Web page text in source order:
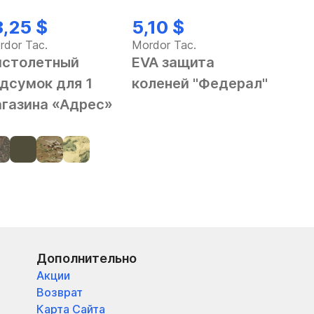
$
Tac.
для 1
«Адрес»
5,10 $
Mordor Tac.
EVA защита
коленей "Федерал"
Дополнительно
Акции
Возврат
Карта Сайта